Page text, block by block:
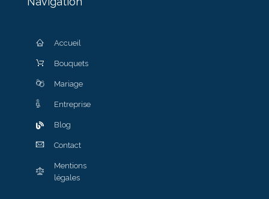
Accueil
Bouquets
Mariage
Entreprise
Blog
Contact
Mentions
légales